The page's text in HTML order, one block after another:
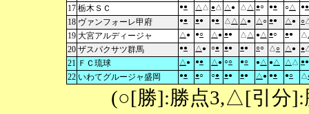
17 栃木ＳＣ ●● △ △ ●△ △ ● △ △ ●○ ●● ○△ ●●
18 ヴァンフォーレ甲府 ●● ●● ●● △ △ △ ● △ ○ ●● △ ● ○
19 大宮アルディージャ △ ● ●○ △ ● ●● △ △ ●△ ●○ ●● △
20 ザスパクサツ群馬 ●● △ ● ○● ●● ●● ○○ △ ○ △ ● ●
21 ＦＣ琉球 △ ● ●● △ ● ○○ ●○ ●△ ●△ △ △ ●●
22 いわてグルージャ盛岡 ●● ●○ ○● ●● ●● △ ● ●● ●○ △
(○[勝]:勝点3,△[引分]: